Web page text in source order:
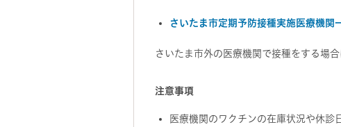
さいたま市定期予防接種実施医療機関
さいたま市外の医療機関で接種をする場合
注意事項
医療機関のワクチンの在庫状況や休